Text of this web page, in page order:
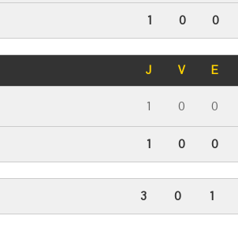
1 0 0
J V E
1 0 0
1 0 0
3 0 1